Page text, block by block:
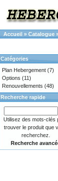
Accueil » Catalogue
Catégories
Plan Hebergement (7)
Options (11)
Renouvellements (48)
Recherche rapide
Utilisez des mots-clés
trouver le produit que
recherchez.
Recherche